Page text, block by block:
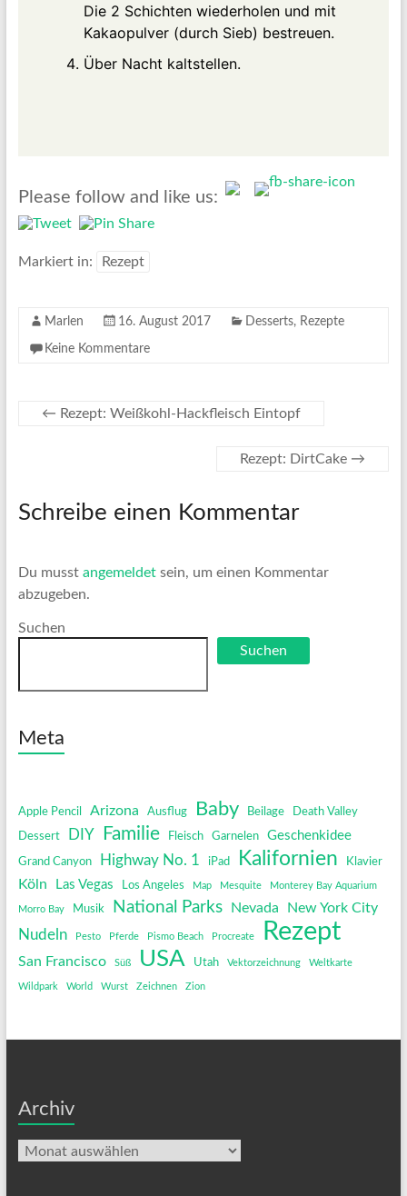
Die 2 Schichten wiederholen und mit
Kakaopulver (durch Sieb) bestreuen.
Über Nacht kaltstellen.
Please follow and like us:
Markiert in: Rezept
Marlen 16. August 2017 Desserts, Rezepte
Keine Kommentare
← Rezept: Weißkohl-Hackfleisch Eintopf
Rezept: DirtCake →
Schreibe einen Kommentar
Du musst angemeldetsein, um einen Kommentar
abzugeben.
Suchen
Suchen
Meta
Apple Pencil Arizona Ausflug Baby Beilage Death Valley
Dessert DIY Familie Fleisch Garnelen Geschenkidee
Grand Canyon Highway No. 1 iPad Kalifornien Klavier
Köln Las Vegas Los Angeles Map Mesquite Monterey Bay Aquarium
Morro Bay Musik National Parks Nevada New York City
Nudeln Pesto Pferde Pismo Beach Procreate Rezept
San Francisco Süß USA Utah Vektorzeichnung Weltkarte
Wildpark World Wurst Zeichnen Zion
Archiv
Archiv